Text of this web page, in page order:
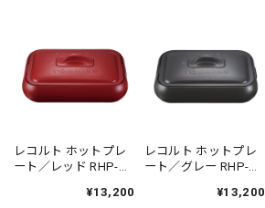
レコルト ホットプレ
ート／レッド RHP-
¥13,200
レコルト ホットプレ
ート／グレー RHP-
¥13,200